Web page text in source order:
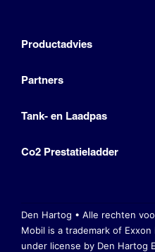
Productadvies
Partners
Tank- en Laadpas
Co2 Prestatieladder
Den Hartog • Alle rechten
Mobil is a trademark of
under license by Den Hartog